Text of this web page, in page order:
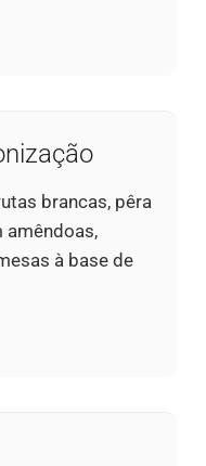
brancas, pêra
amêndoas,
à base de